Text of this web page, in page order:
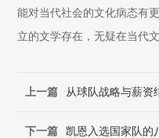
能对当代社会的文化病态有
立的文学存在，无疑在当代
上一篇
下一篇 凯恩入选国家队的